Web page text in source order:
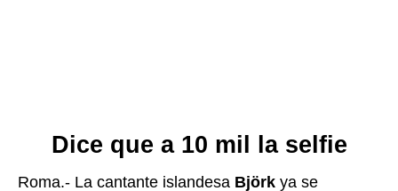
Dice que a 10 mil la selfie
Roma.- La cantante islandesa Björk ya se